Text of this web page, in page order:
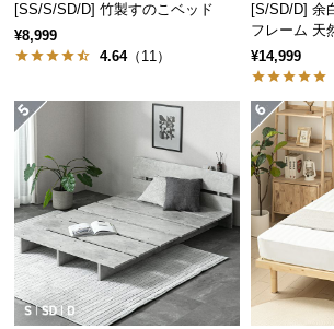
い
て
約
に
つ
い
て
[SS/S/SD/D] 竹製すのこベッド
¥8,999
4.64（11）
[S/SD/D] 余
フレーム 天
ロボット掃除
¥14,999